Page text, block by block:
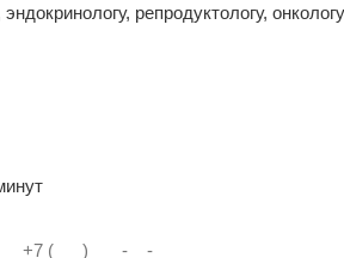
репродуктологу,